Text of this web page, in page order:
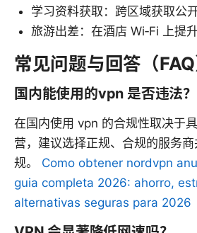
学习资料获取：跨区域获取公
旅游出差：在酒店 Wi‑Fi 上提
常见问题与回答（FAQ
国内能使用的vpn 是否违法？
在国内使用 vpn 的合规性取决于
营，建议选择正规、合规的服务
规。 Como obtener nordvpn
guia completa 2026: ahorro,
alternativas seguras para 2026